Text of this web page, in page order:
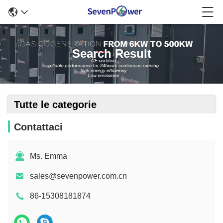
Search Result
Tutte le categorie
Contattaci
Ms. Emma
sales@sevenpower.com.cn
86-15308181874